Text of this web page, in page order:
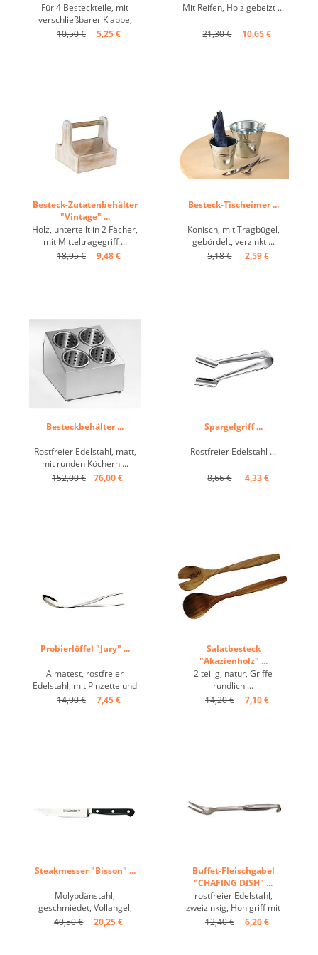
Für 4 Besteckteile, mit
verschließbarer Klappe,
Kunstleder braun, K05 ...
10,50 € 5,25 €
Mit Reifen, Holz gebeizt ...
21,30 € 10,65 €
Besteck-Zutatenbehälter
"Vintage" ...
Holz, unterteilt in 2 Fächer,
mit Mitteltragegriff ...
18,95 €
9,48 €
Besteck-Tischeimer ...
Konisch, mit Tragbügel,
gebördelt, verzinkt ...
5,18 €
2,59 €
Besteckbehälter ...
Rostfreier Edelstahl, matt,
mit runden Köchern ...
152,00 €
76,00 €
Spargelgriff ...
Rostfreier Edelstahl ...
8,66 € 4,33 €
Probierlöffel "Jury" ...
Almatest, rostfreier
Edelstahl, mit Pinzette und
Maßleiste 8cm ...
14,90 € 7,45 €
Salatbesteck
"Akazienholz" ...
2 teilig, natur, Griffe
rundlich ...
14,20 €
7,10 €
Steakmesser "Bisson" ...
Molybdänstahl,
geschmiedet, Vollangel,
Klinge mit Teilsägeschliff ...
40,50 € 20,25 €
Buffet-Fleischgabel
"CHAFING DISH" ...
rostfreier Edelstahl,
zweizinkig, Hohlgriff mit
Haken ...
12,40 € 6,20 €